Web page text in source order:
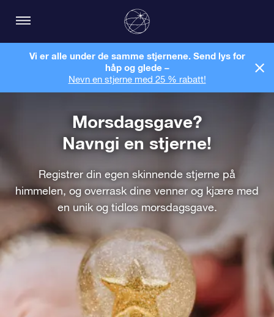
Vi er alle under de samme stjernene. Send lys for
håp og glede –
Nevn en stjerne med 25 % rabatt!
Morsdagsgave?
Navngi en stjerne!
Registrer din egen skinnende stjerne på
himmelen, og overrask dine venner og kjære med
en unik og tidløs morsdagsgave.